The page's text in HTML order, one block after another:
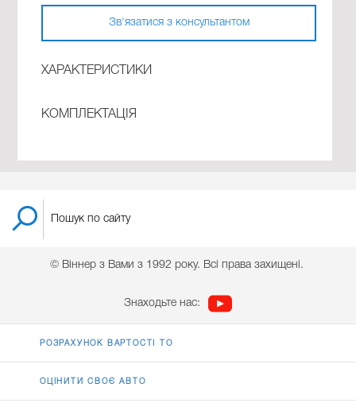
Зв'язатися з консультантом
ХАРАКТЕРИСТИКИ
КОМПЛЕКТАЦІЯ
© Віннер з Вами з 1992 року. Всі права захищені.
Знаходьте нас:
РОЗРАХУНОК ВАРТОСТІ ТО
ОЦІНИТИ СВОЄ АВТО